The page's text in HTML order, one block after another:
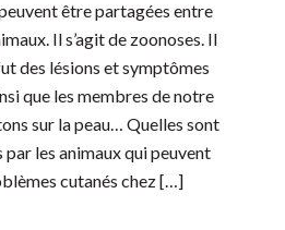
être partagées entre
Il s’agit de zoonoses. Il
des lésions et symptômes
que les membres de notre
sur la peau… Quelles sont
les animaux qui peuvent
cutanés chez […]